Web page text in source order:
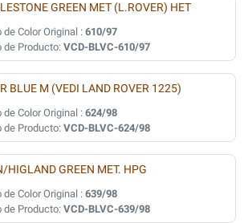
GREEN MET (L.ROVER) HET
de Color Original : 610/97
de Producto: VCD-BLVC-610/97
BLUE M (VEDI LAND ROVER 1225)
de Color Original : 624/98
de Producto: VCD-BLVC-624/98
HIGLAND GREEN MET. HPG
de Color Original : 639/98
de Producto: VCD-BLVC-639/98